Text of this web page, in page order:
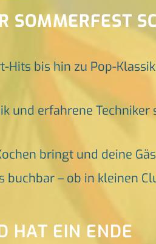
SOMMERFEST
Hits bis hin zu Pop-
und erfahrene
bringt und deine
– ob in kleinen
HAT EIN ENDE